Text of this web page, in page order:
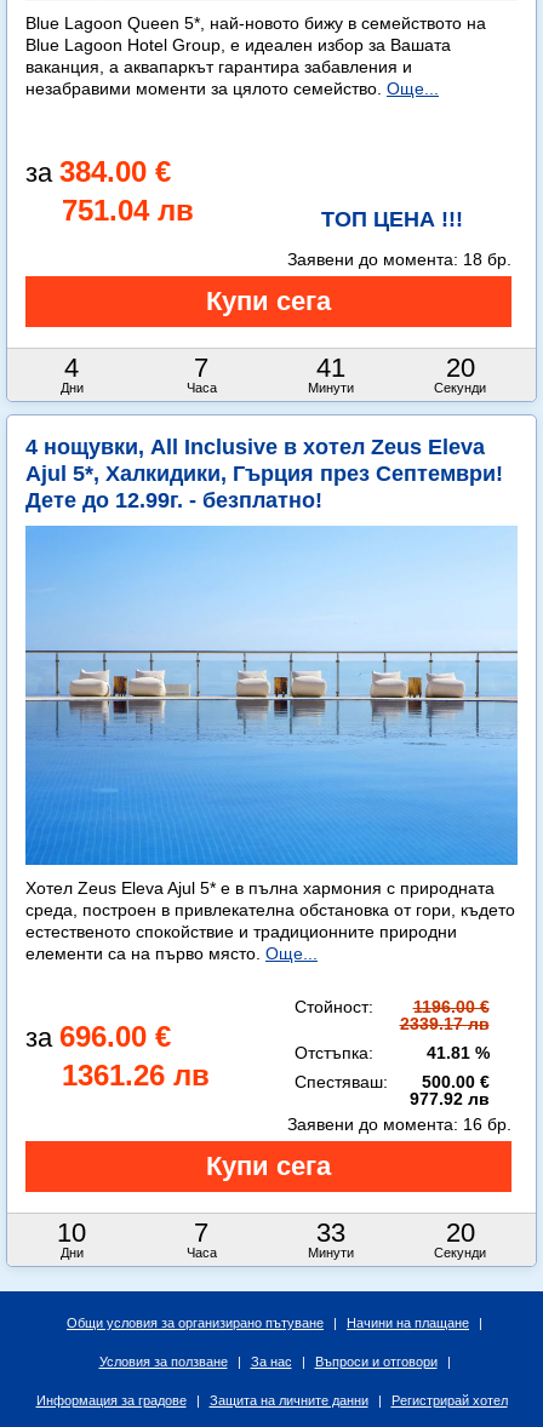
Blue Lagoon Queen 5*, най-новото бижу в семейството на
Blue Lagoon Hotel Group, е идеален избор за Вашата
ваканция, а аквапаркът гарантира забавления и
незабравими моменти за цялото семейство. Още...
384.00 €
751.04 лв
ТОП ЦЕНА !!!
4
Дни
7
Часа
41
Минути
19
Секунди
Заявени до момента: 18 бр.
4 нощувки, All Inclusive в хотел Zeus Eleva
Ajul 5*, Халкидики, Гърция през Септември!
Дете до 12.99г. - безплатно!
Хотел Zeus Eleva Ajul 5* е в пълна хармония с природната
среда, построен в привлекателна обстановка от гори, където
естественото спокойствие и традиционните природни
елементи са на първо място. Още...
696.00 €
1361.26 лв
Стойност:
1196.00 €
2339.17 лв
Отстъпка:
41.81 %
Спестяваш:
500.00 €
977.92 лв
10
Дни
7
Часа
33
Минути
19
Секунди
Заявени до момента: 16 бр.
Общи условия за организирано пътуване | Начини на плащане |
Условия за ползване | За нас | Въпроси и отговори |
Информация за градове | Защита на личните данни | Регистрирай хотел